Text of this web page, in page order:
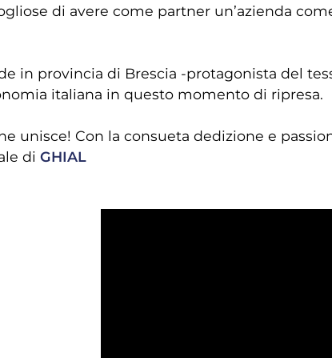
di avere come partner un’azienda
in provincia di Brescia -protagonista del
italiana in questo momento di ripresa.
unisce! Con la consueta dedizione e
di GHIAL